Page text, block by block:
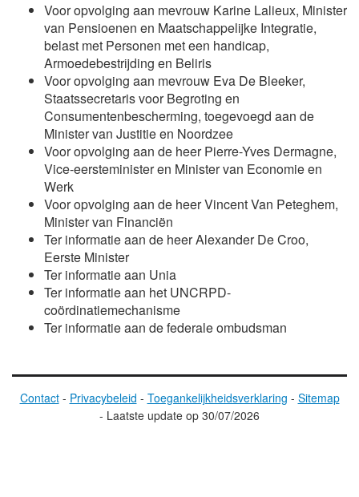
Voor opvolging aan mevrouw Karine Lalieux, Minister
van Pensioenen en Maatschappelijke Integratie,
belast met Personen met een handicap,
Armoedebestrijding en Beliris
Voor opvolging aan mevrouw Eva De Bleeker,
Staatssecretaris voor Begroting en
Consumentenbescherming, toegevoegd aan de
Minister van Justitie en Noordzee
Voor opvolging aan de heerPierre-Yves Dermagne,
Vice-eersteminister en Minister van Economie en
Werk
Voor opvolging aan de heerVincent Van Peteghem,
Minister van Financiën
Ter informatie aan de heerAlexander De Croo,
Eerste Minister
Ter informatie aan Unia
Ter informatie aan het UNCRPD-
coördinatiemechanisme
Ter informatie aan de federale ombudsman
Contact - Privacybeleid - Toegankelijkheidsverklaring - Sitemap
- Laatste update op 30/07/2026